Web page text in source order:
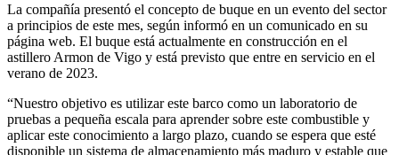
La compañía presentó el concepto de buque en un evento del sector
a principios de este mes, según informó en un comunicado en su
página web. El buque está actualmente en construcción en el
astillero Armon de Vigo y está previsto que entre en servicio en el
verano de 2023.
“Nuestro objetivo es utilizar este barco como un laboratorio de
pruebas a pequeña escala para aprender sobre este combustible y
aplicar este conocimiento a largo plazo, cuando se espera que esté
disponible un sistema de almacenamiento más maduro y estable que